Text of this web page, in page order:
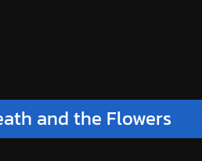
and the Flowers